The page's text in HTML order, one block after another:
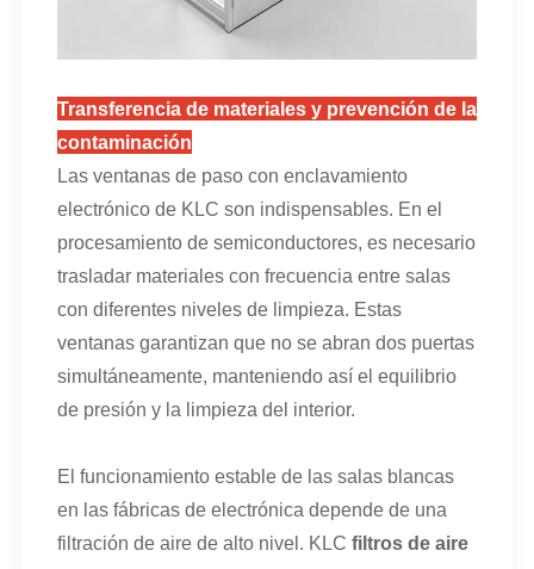
Transferencia de materiales y prevención de la
contaminación
Las ventanas de paso con enclavamiento
electrónico de KLC son indispensables. En el
procesamiento de semiconductores, es necesario
trasladar materiales con frecuencia entre salas
con diferentes niveles de limpieza. Estas
ventanas garantizan que no se abran dos puertas
simultáneamente, manteniendo así el equilibrio
de presión y la limpieza del interior.
El funcionamiento estable de las salas blancas
en las fábricas de electrónica depende de una
filtración de aire de alto nivel. KLC filtros de aire